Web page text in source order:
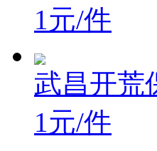
1元/件
武昌开荒
1元/件